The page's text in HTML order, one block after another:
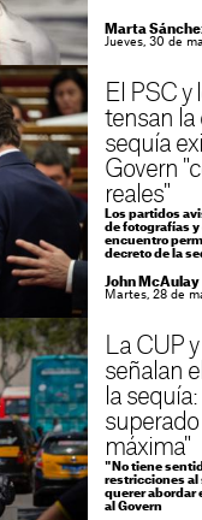
Marta
Jueves, 30 de
El PSC y
tensan la
sequía
Govern
reales"
Los partidos
de fotografías y
encuentro
decreto de la
John McAulay
Martes, 28 de
La CUP
señalan
la
máxima"
"No tiene
restricciones al
querer abordar
al Govern